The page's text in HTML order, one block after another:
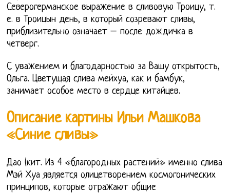
Северогерманское выражение в сливовую Троицу, т.
е. в Троицын день, в который созревают сливы,
приблизительно означает – после дождичка в
четверг.
С уважением и благодарностью за Вашу открытость,
Ольга. Цветущая слива мейхуа, как и бамбук,
занимает особое место в сердце китайцев.
Описание картины Ильи Машкова
«Синие сливы»
Дао (кит. Из 4 «благородных растений» именно слива
Мэй Хуа является олицетворением космогонических
принципов, которые отражают общие